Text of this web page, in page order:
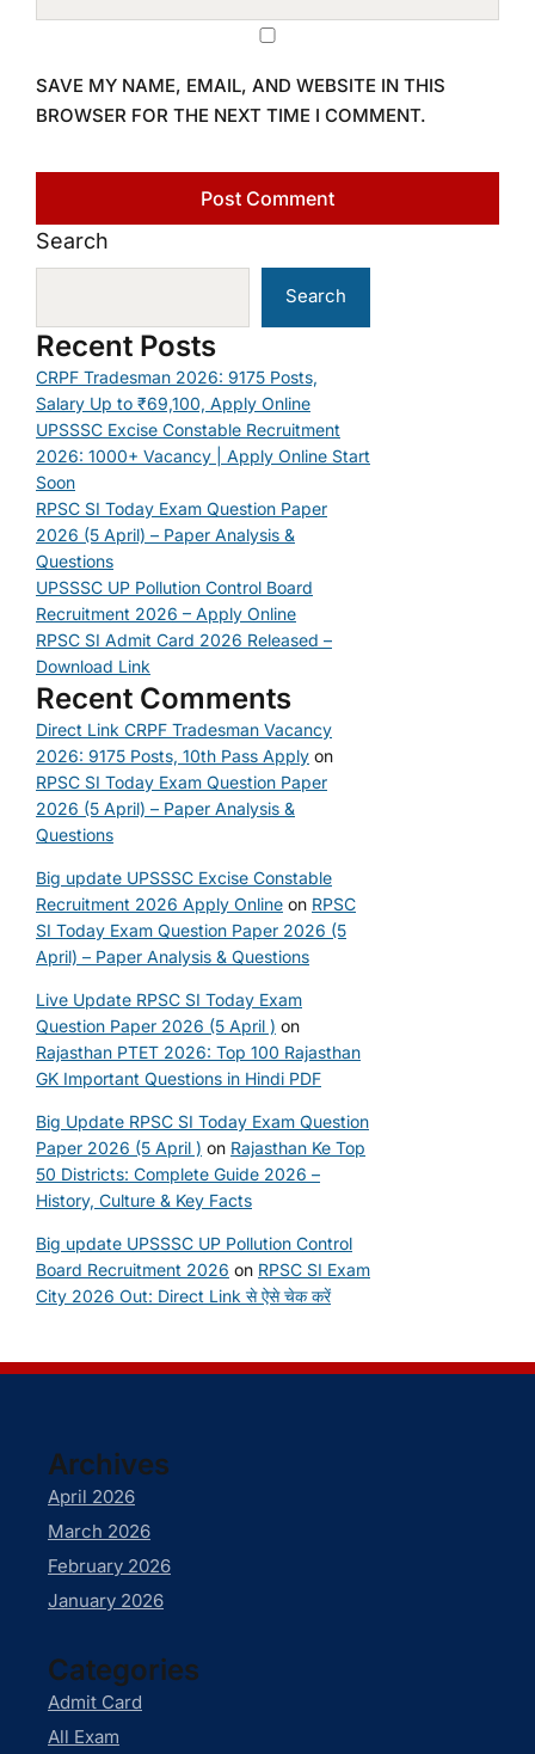
SAVE MY NAME, EMAIL, AND WEBSITE IN THIS
BROWSER FOR THE NEXT TIME I COMMENT.
Search
Search
Recent Posts
CRPF Tradesman 2026: 9175 Posts,
Salary Up to ₹69,100, Apply Online
UPSSSC Excise Constable Recruitment
2026: 1000+ Vacancy | Apply Online Start
Soon
RPSC SI Today Exam Question Paper
2026 (5 April) – Paper Analysis &
Questions
UPSSSC UP Pollution Control Board
Recruitment 2026 – Apply Online
RPSC SI Admit Card 2026 Released –
Download Link
Recent Comments
Direct Link CRPF Tradesman Vacancy
2026: 9175 Posts, 10th Pass Apply on
RPSC SI Today Exam Question Paper
2026 (5 April) – Paper Analysis &
Questions
Big update UPSSSC Excise Constable
Recruitment 2026 Apply Online on RPSC
SI Today Exam Question Paper 2026 (5
April) – Paper Analysis & Questions
Live Update RPSC SI Today Exam
Question Paper 2026 (5 April ) on
Rajasthan PTET 2026: Top 100 Rajasthan
GK Important Questions in Hindi PDF
Big Update RPSC SI Today Exam Question
Paper 2026 (5 April ) on Rajasthan Ke Top
50 Districts: Complete Guide 2026 –
History, Culture & Key Facts
Big update UPSSSC UP Pollution Control
Board Recruitment 2026 on RPSC SI Exam
City 2026 Out: Direct Link से ऐसे चेक करें
Archives
April 2026
March 2026
February 2026
January 2026
Categories
Admit Card
All Exam